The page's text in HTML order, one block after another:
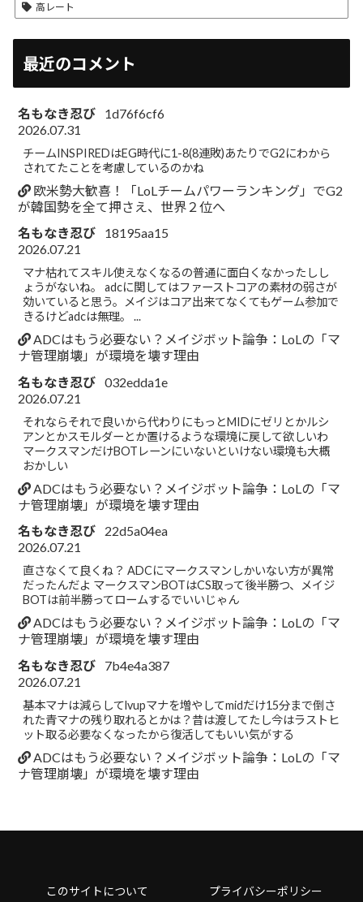
高レート
最近のコメント
名もなき忍び
1d76f6cf6
2026.07.31
チームINSPIREDはEG時代に1-8(8連敗)あたりでG2にわから
されてたことを考慮しているのかね
欧米勢大歓喜！「LoLチームパワーランキング」でG2
が韓国勢を全て押さえ、世界２位へ
名もなき忍び
18195aa15
2026.07.21
マナ枯れてスキル使えなくなるの普通に面白くなかったしし
ょうがないね。 adcに関してはファーストコアの素材の弱さが
効いていると思う。メイジはコア出来てなくてもゲーム参加で
きるけどadcは無理。 ...
ADCはもう必要ない？メイジボット論争：LoLの「マ
ナ管理崩壊」が環境を壊す理由
名もなき忍び 032edda1e
2026.07.21
それならそれで良いから代わりにもっとMIDにゼリとかルシ
アンとかスモルダーとか置けるような環境に戻して欲しいわ
マークスマンだけBOTレーンにいないといけない環境も大概
おかしい
ADCはもう必要ない？メイジボット論争：LoLの「マ
ナ管理崩壊」が環境を壊す理由
名もなき忍び
22d5a04ea
2026.07.21
直さなくて良くね？ ADCにマークスマンしかいない方が異常
だったんだよ マークスマンBOTはCS取って後半勝つ、メイジ
BOTは前半勝ってロームするでいいじゃん
ADCはもう必要ない？メイジボット論争：LoLの「マ
ナ管理崩壊」が環境を壊す理由
名もなき忍び
7b4e4a387
2026.07.21
基本マナは減らしてlvupマナを増やしてmidだけ15分まで倒さ
れた青マナの残り取れるとかは？昔は渡してたし今はラストヒ
ット取る必要なくなったから復活してもいい気がする
ADCはもう必要ない？メイジボット論争：LoLの「マ
ナ管理崩壊」が環境を壊す理由
このサイトについて プライバシーポリシー